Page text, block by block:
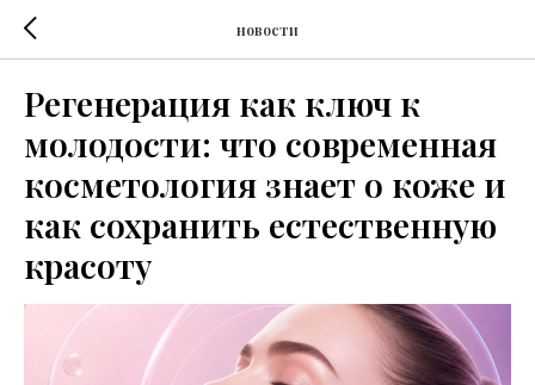
новости
Регенерация как ключ к
молодости: что современная
косметология знает о коже и
как сохранить естественную
красоту